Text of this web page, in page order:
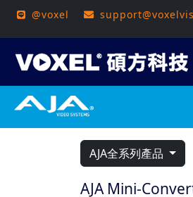
@voxel
AJA全系列產品
AJA Mini-